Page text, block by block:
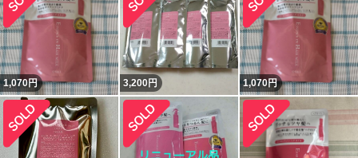
1,070円 3,200円 1,070円